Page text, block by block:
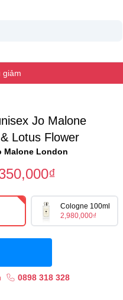
giảm
Jo Malone
Lotus Flower
Malone London
Cologne 100ml
2,980,000₫
0898 318 328